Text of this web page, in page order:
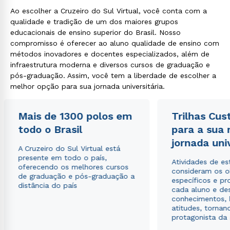
Ao escolher a Cruzeiro do Sul Virtual, você conta com a
qualidade e tradição de um dos maiores grupos
educacionais de ensino superior do Brasil. Nosso
compromisso é oferecer ao aluno qualidade de ensino com
métodos inovadores e docentes especializados, além de
infraestrutura moderna e diversos cursos de graduação e
pós-graduação. Assim, você tem a liberdade de escolher a
melhor opção para sua jornada universitária.
Mais de 1300 polos em
todo o Brasil
A Cruzeiro do Sul Virtual está
presente em todo o país,
oferecendo os melhores cursos
de graduação e pós-graduação a
distância do país
Trilhas
para a sua
jornada
Atividades de
consideram os
específicos e
cada aluno e
conhecimentos,
atitudes,
protagonista da
ou
Política de Privacidade.e
autorizo que meus dados sejam utilizados para o